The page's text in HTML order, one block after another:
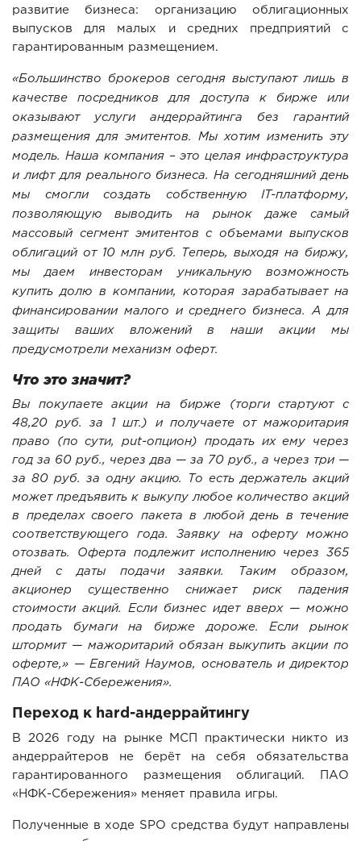
развитие бизнеса: организацию облигационных
выпусков для малых и средних предприятий с
гарантированным размещением.
«Большинство брокеров сегодня выступают лишь в
качестве посредников для доступа к бирже или
оказывают услуги андеррайтинга без гарантий
размещения для эмитентов. Мы хотим изменить эту
модель. Наша компания – это целая инфраструктура
и лифт для реального бизнеса. На сегодняшний день
мы смогли создать собственную IT-платформу,
позволяющую выводить на рынок даже самый
массовый сегмент эмитентов с объемами выпусков
облигаций от 10 млн руб. Теперь, выходя на биржу,
мы даем инвесторам уникальную возможность
купить долю в компании, которая зарабатывает на
финансировании малого и среднего бизнеса. А для
защиты ваших вложений в наши акции мы
предусмотрели механизм оферт.
Что это значит?
Вы покупаете акции на бирже (торги стартуют с
48,20 руб. за 1 шт.) и получаете от мажоритария
право (по сути, put-опцион) продать их ему через
год за 60 руб., через два — за 70 руб., а через три —
за 80 руб. за одну акцию. То есть держатель акций
может предъявить к выкупу любое количество акций
в пределах своего пакета в любой день в течение
соответствующего года. Заявку на оферту можно
отозвать. Оферта подлежит исполнению через 365
дней с даты подачи заявки. Таким образом,
акционер существенно снижает риск падения
стоимости акций. Если бизнес идет вверх — можно
продать бумаги на бирже дороже. Если рынок
штормит — мажоритарий обязан выкупить акции по
оферте,» — Евгений Наумов, основатель и директор
ПАО «НФК-Сбережения».
Переход к hard-андеррайтингу
В 2026 году на рынке МСП практически никто из
андеррайтеров не берёт на себя обязательства
гарантированного размещения облигаций. ПАО
«НФК-Сбережения» меняет правила игры.
Полученные в ходе SPO средства будут направлены